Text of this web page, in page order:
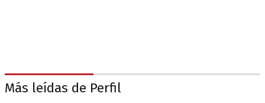
Más leídas de Perfil